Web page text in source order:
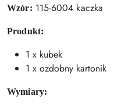
Wzór: 115-6004 kaczka
Produkt:
1 x kubek
1 x ozdobny kartonik
Wymiary: